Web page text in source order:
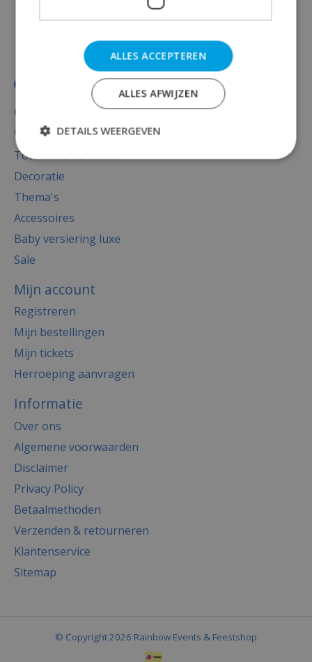
Categorieën
Versiering
Totaal thema feest
Decoratie
Thema's
Accessoires
Baby versiering luxe
Sale
Mijn account
Registreren
Mijn bestellingen
Mijn tickets
Herroeping aanvragen
Informatie
Over ons
Algemene voorwaarden
Disclaimer
Privacy Policy
Betaalmethoden
Verzenden & retourneren
Klantenservice
Sitemap
© Copyright 2026 Rainbow Events & Feestshop
ALLES ACCEPTEREN
ALLES AFWIJZEN
DETAILS WEERGEVEN